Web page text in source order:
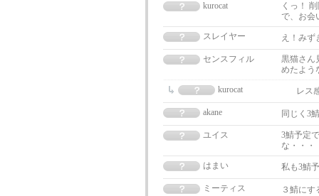
kurocat
くっ！
で、お会
スレイヤー
え！み
センスフィル
黒猫さん
めたよう
kurocat
レス
akane 同じく3
ユイス
3鯖予定
な・・・
はまい
私も3鯖
ミーティス ３鯖に